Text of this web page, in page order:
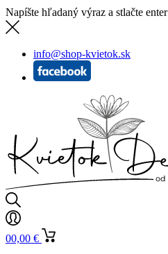
Napíšte hľadaný výraz a stlačte enter
info@shop-kvietok.sk
00,00 €